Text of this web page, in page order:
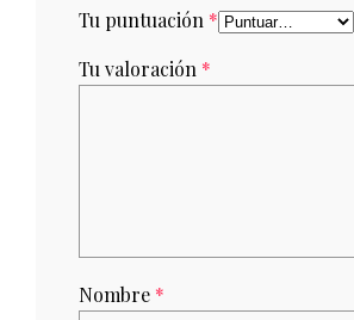
Tu puntuación *
Tu valoración *
Nombre *